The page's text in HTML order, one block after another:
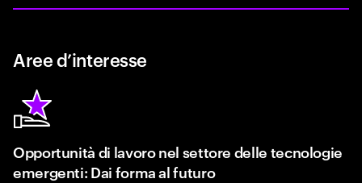
Aree d’interesse
Opportunità di lavoro nel settore delle tecnologie
emergenti: Dai forma al futuro